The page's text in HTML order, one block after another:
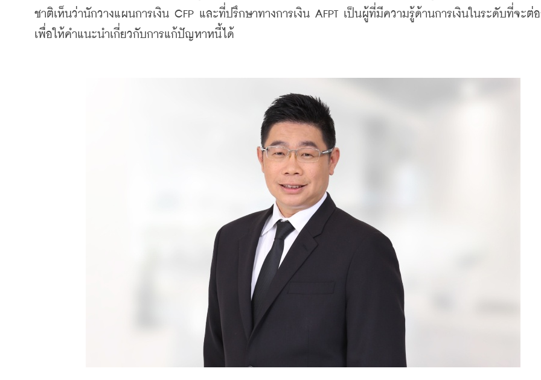
ชาติเห็นว่านักวางแผนการเงิน CFP และที่ปรึกษาทางการเงิน AFPT เป็นผู้ที่มีความรู้ด้านการเงินในระดับที่จะต่
เพื่อให้คำแนะนำเกี่ยวกับการแก้ปัญหาหนี้ได้